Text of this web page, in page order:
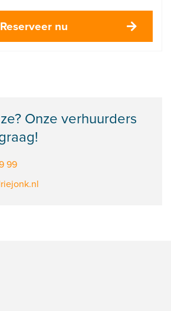
Reserveer nu
Onze verhuurders
99